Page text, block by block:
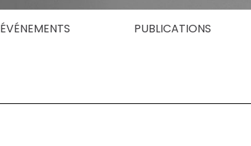
ÉVÉNEMENTS PUBLICATIONS